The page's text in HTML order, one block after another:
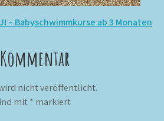
– Babyschwimmkurse ab 3 Monaten
nicht veröffentlicht.
mit* markiert